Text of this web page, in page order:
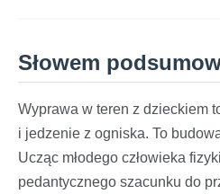
Słowem
Wyprawa w teren z dzieckiem
i jedzenie z ogniska. To
Ucząc młodego człowieka
pedantycznego szacunku do